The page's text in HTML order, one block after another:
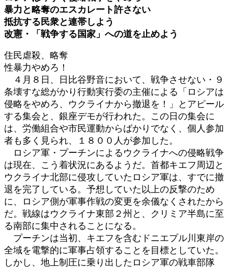
時
:
暴力と略奪のエスカレート許さない
抵抗する民衆と連帯しよう
改憲・「戦争する国家」への道を止めよう
住民虐殺、略奪
性暴力やめろ！
４月８日、日比谷野音において、戦争させない・９
条壊すな総がかり行動実行委の主催による「ロシアは
侵略をやめろ、ウクライナから撤退を！」とアピール
する集会と、銀座デモが行われた。この日の集会に
は、労働組合や市民運動からばかりでなく、個人参加
者も多く見られ、１８００人が参加した。
ロシア軍・プーチンによるウクライナへの侵略戦争
は現在、こう着状況にあるようだ。首都キエフ周辺と
ウクライナ北部に侵攻していたロシア軍は、すでに撤
退を完了している。予想していた以上の反撃のため
に、ロシア側が軍事作戦の変更を余儀なくされたから
だ。戦線はウクライナ東部２州と、クリミア半島に至
る南部に集中されることになる。
プーチンは当初、キエフを含むドニエプル川東岸の
全域を電撃的に軍事占領することを目標としていた。
しかし、地上制圧に乗り出したロシア軍の戦車部隊